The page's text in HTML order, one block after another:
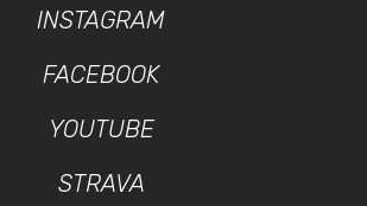
INSTAGRAM
FACEBOOK
YOUTUBE
STRAVA